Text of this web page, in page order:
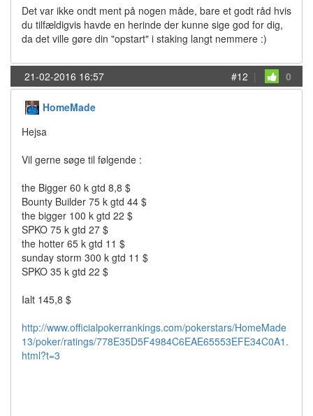
Det var ikke ondt ment på nogen måde, bare et godt råd hvis
du tilfældigvis havde en herinde der kunne sige god for dig,
da det ville gøre din "opstart" i staking langt nemmere :)
21-02-2016 16:57 #12 | 0
HomeMade
Hejsa
Vil gerne søge til følgende :
the Bigger 60 k gtd 8,8 $
Bounty Builder 75 k gtd 44 $
the bigger 100 k gtd 22 $
SPKO 75 k gtd 27 $
the hotter 65 k gtd 11 $
sunday storm 300 k gtd 11 $
SPKO 35 k gtd 22 $
Ialt 145,8 $
http://www.officialpokerrankings.com/pokerstars/HomeMade
13/poker/ratings/778E35D5F4984C6EAE65553EFE34C0A1.
html?t=3